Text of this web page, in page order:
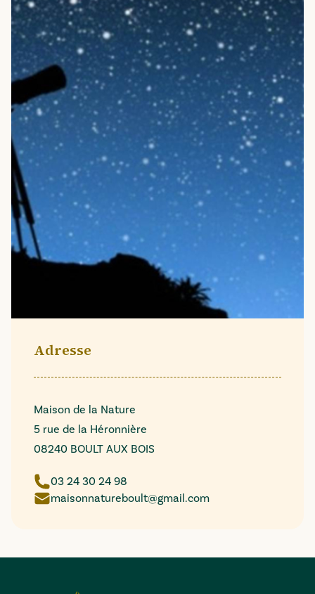
Adresse
Maison de la Nature
5 rue de la Héronnière
08240 BOULT AUX BOIS
03 24 30 24 98
maisonnatureboult@gmail.com